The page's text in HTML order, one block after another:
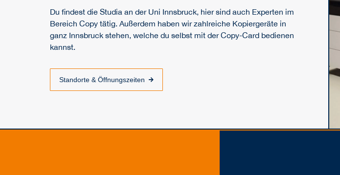
Du findest die Studia an der Uni Innsbruck, hier sind auch Experten im
Bereich Copy tätig. Außerdem haben wir zahlreiche Kopiergeräte in
ganz Innsbruck stehen, welche du selbst mit der Copy-Card bedienen
kannst.
Standorte & Öffnungszeiten